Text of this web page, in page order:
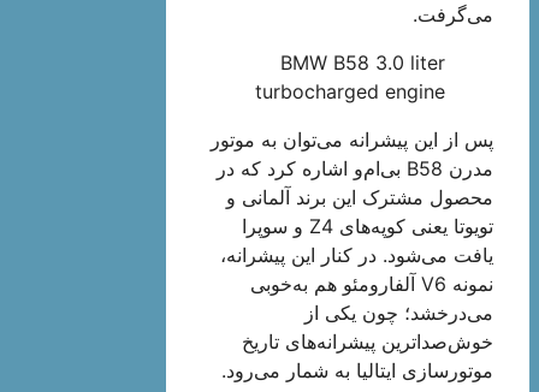
می‌گرفت.
BMW B58 3.0 liter
turbocharged engine
پس از این پیشرانه می‌توان به موتور
مدرن B58 بی‌ام‌و اشاره کرد که در
محصول مشترک این برند آلمانی و
تویوتا یعنی کوپه‌های Z4 و سوپرا
یافت می‌شود. در کنار این پیشرانه،
نمونه V6 آلفارومئو هم به‌خوبی
می‌درخشد؛ چون یکی از
خوش‌صداترین پیشرانه‌های تاریخ
موتورسازی ایتالیا به شمار می‌رود.